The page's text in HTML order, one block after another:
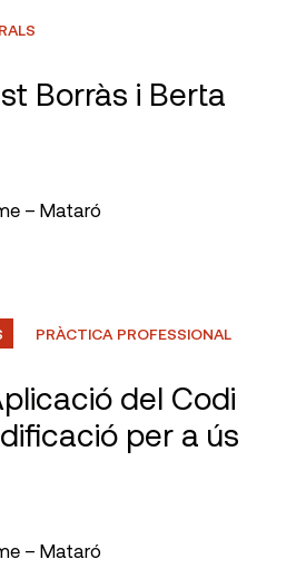
Borràs i Berta
– Mataró
PRÀCTICA PROFESSIONAL
del Codi
per a ús
– Mataró